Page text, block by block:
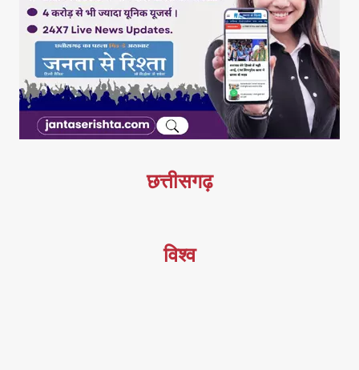
छत्तीसगढ़
विश्व